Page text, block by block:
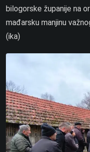
bilogorske županije na
mađarsku manjinu
(ika)